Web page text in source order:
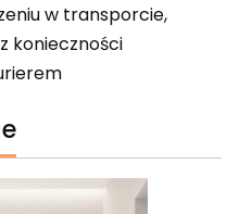
w transporcie,
konieczności